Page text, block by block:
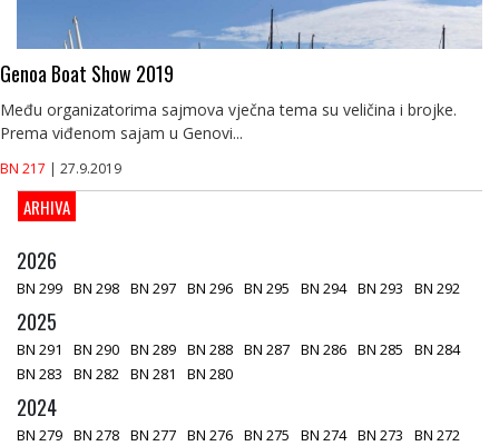
Genoa Boat Show 2019
Među organizatorima sajmova vječna tema su veličina i brojke.
Prema viđenom sajam u Genovi...
BN 217 | 27.9.2019
ARHIVA
2026
BN 299 BN 298 BN 297 BN 296 BN 295 BN 294 BN 293 BN 292
2025
BN 291 BN 290 BN 289 BN 288 BN 287 BN 286 BN 285
BN 284
BN 283
BN 282 BN 281 BN 280
2024
BN 279 BN 278 BN 277 BN 276 BN 275 BN 274 BN 273
BN 272